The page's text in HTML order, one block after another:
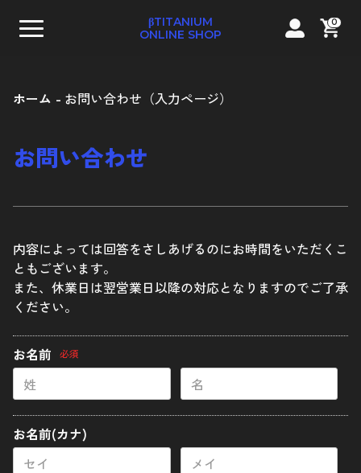
βTITANIUM
ONLINE SHOP
0
テーパーキャップボルト
コンパクトフランジ六角ボルト
フランジ六角ボルト
ナベボルト
ナベ低頭ボルト
サラボルト
12ポイントフランジボルト
ナット
ホーム お問い合わせ（入力ページ）
お問い合わせ
内容によっては回答をさしあげるのにお時間をいただくこ
ともございます。
また、休業日は翌営業日以降の対応となりますのでご了承
ください。
お名前 必須
お名前(カナ)